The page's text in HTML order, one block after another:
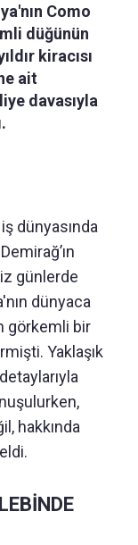
Como
düğünün
kiracısı
ait
davasıyla
dünyasında
günlerde
dünyaca
görkemli bir
Yaklaşık
hakkında